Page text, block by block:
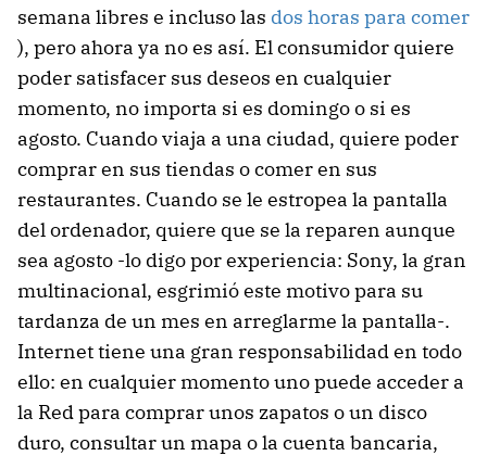
semana libres e incluso las dos horas para comer
), pero ahora ya no es así. El consumidor quiere
poder satisfacer sus deseos en cualquier
momento, no importa si es domingo o si es
agosto. Cuando viaja a una ciudad, quiere poder
comprar en sus tiendas o comer en sus
restaurantes. Cuando se le estropea la pantalla
del ordenador, quiere que se la reparen aunque
sea agosto -lo digo por experiencia: Sony, la gran
multinacional, esgrimió este motivo para su
tardanza de un mes en arreglarme la pantalla-.
Internet tiene una gran responsabilidad en todo
ello: en cualquier momento uno puede acceder a
la Red para comprar unos zapatos o un disco
duro, consultar un mapa o la cuenta bancaria,